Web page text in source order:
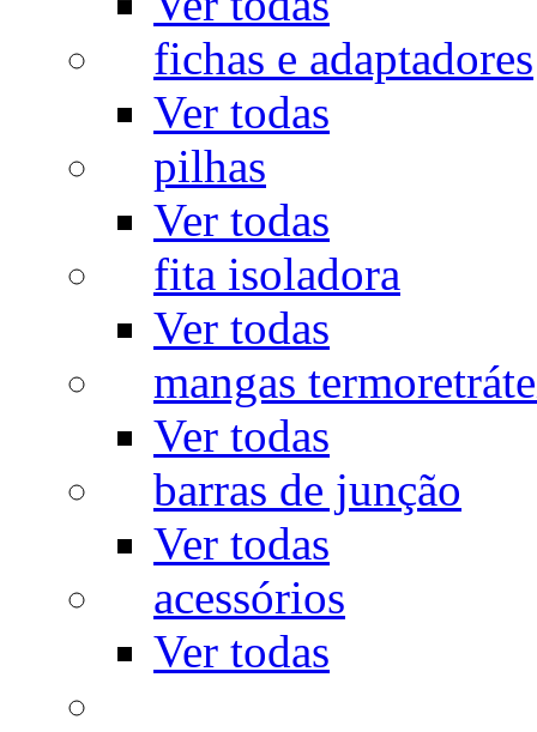
fichas e adaptadores
Ver todas
pilhas
Ver todas
fita isoladora
Ver todas
mangas
Ver todas
barras de junção
Ver todas
acessórios
Ver todas